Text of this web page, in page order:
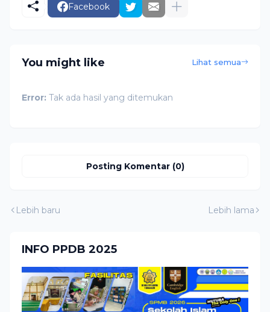
Facebook
You might like Lihat semua
Error: Tak ada hasil yang ditemukan
Posting Komentar (0)
Lebih baru Lebih lama
INFO PPDB 2025